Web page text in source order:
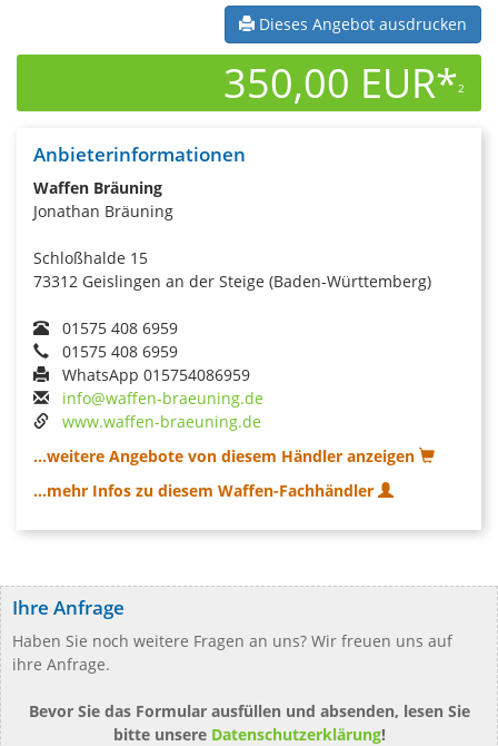
Dieses Angebot ausdrucken
350,00 EUR*2
Anbieterinformationen
Waffen Bräuning
Jonathan Bräuning
Schloßhalde 15
73312 Geislingen an der Steige (Baden-Württemberg)
01575 408 6959
01575 408 6959
WhatsApp 015754086959
info@waffen-braeuning.de
www.waffen-braeuning.de
...weitere Angebote von diesem Händler anzeigen
...mehr Infos zu diesem Waffen-Fachhändler
Ihre Anfrage
Haben Sie noch weitere Fragen an uns? Wir freuen uns auf
ihre Anfrage.
Bevor Sie das Formular ausfüllen und absenden, lesen Sie
bitte unsere Datenschutzerklärung!